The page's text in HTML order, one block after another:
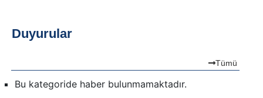
Duyurular
Tümü
Bu kategoride haber bulunmamaktadır.